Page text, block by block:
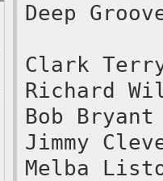
Deep
Clark
Richard
Bob
Jimmy
Melba